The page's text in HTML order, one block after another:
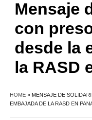
Mensaje
con
desde la
la RASD
HOME » MENSAJE DE
EMBAJADA DE LA RASD EN